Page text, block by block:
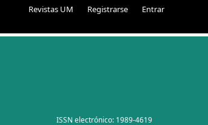
Revistas UM Registrarse Entrar
ISSN electrónico: 1989-4619